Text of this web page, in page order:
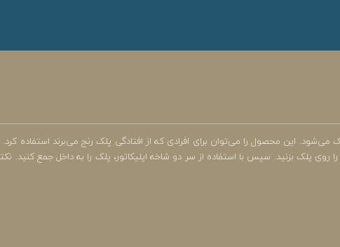
این محصول را می‌توان برای افرادی که از افتادگی پلک رنج می‌برند استفاده کرد.
پلک بزنید. سپس با استفاده از سر دو شاخه اپلیکاتور، پلک را به داخل جمع کنید.